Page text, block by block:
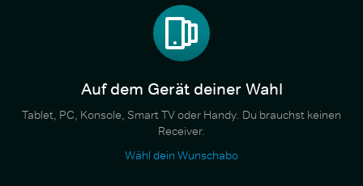
Auf dem Gerät deiner Wahl
Tablet, PC, Konsole, Smart TV oder Handy. Du brauchst keinen
Receiver.
Wähl dein Wunschabo